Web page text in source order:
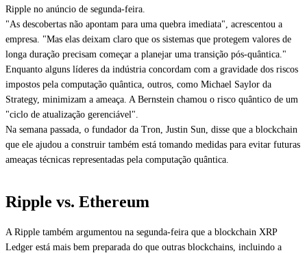
Ripple no anúncio de segunda-feira.
"As descobertas não apontam para uma quebra imediata", acrescentou a
empresa. "Mas elas deixam claro que os sistemas que protegem valores de
longa duração precisam começar a planejar uma transição pós-quântica."
Enquanto alguns líderes da indústria concordam com a gravidade dos riscos
impostos pela computação quântica, outros, como Michael Saylor da
Strategy, minimizam a ameaça. A Bernstein chamou o risco quântico de um
"ciclo de atualização gerenciável".
Na semana passada, o fundador da Tron, Justin Sun, disse que a blockchain
que ele ajudou a construir também está tomando medidas para evitar futuras
ameaças técnicas representadas pela computação quântica.
Ripple vs. Ethereum
A Ripple também argumentou na segunda-feira que a blockchain XRP
Ledger está mais bem preparada do que outras blockchains, incluindo a